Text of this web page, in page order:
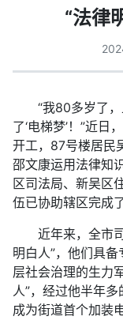
“法律
“我80多岁了，
了‘电梯梦’！”近
开工，87号楼居民
邵文康运用法律知
区司法局、新吴区
伍已协助辖区完成
近年来，全市司
明白人”，他们具
层社会治理的生力
人”，经过他半年
成为街道首个加装